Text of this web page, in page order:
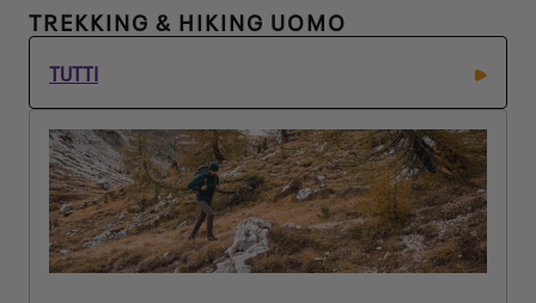
C
O
L
TREKKING & HIKING UOMO
TUTTI